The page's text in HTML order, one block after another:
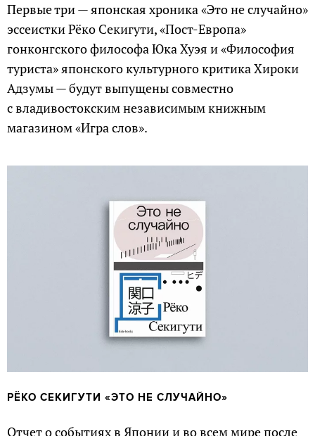
Первые три — японская хроника «Это не случайно»
эссеистки Рёко Секигути, «Пост-Европа»
гонконгского философа Юка Хуэя и «Философия
туриста» японского культурного критика Хироки
Адзумы — будут выпущены совместно
с владивостокским независимым книжным
магазином «Игра слов».
РЁКО СЕКИГУТИ «ЭТО НЕ СЛУЧАЙНО»
Отчет о событиях в Японии и во всем мире после